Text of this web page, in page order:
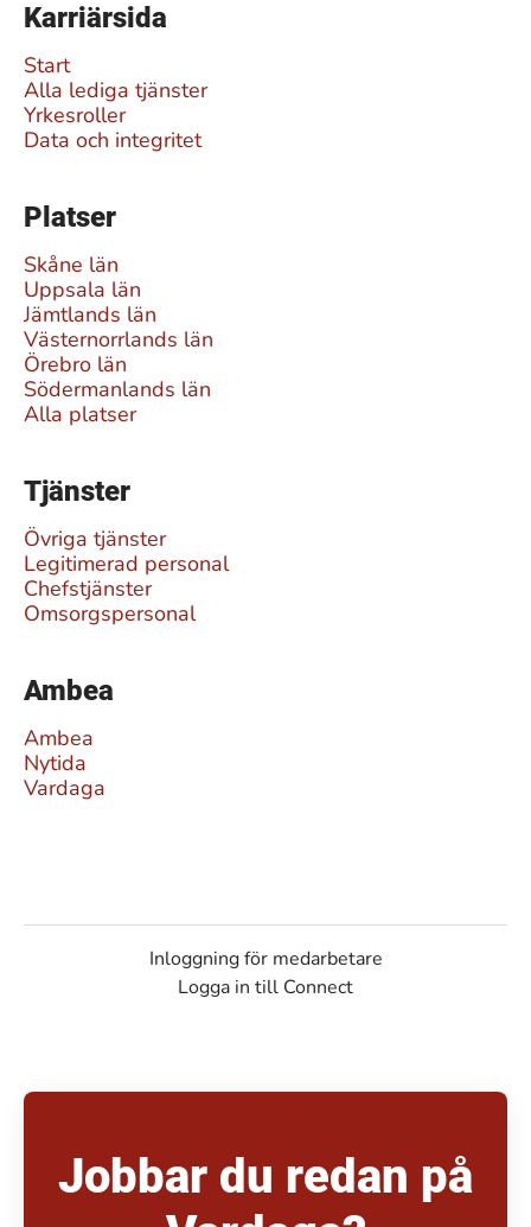
Karriärsida
Start
Alla lediga tjänster
Yrkesroller
Data och integritet
Platser
Skåne län
Uppsala län
Jämtlands län
Västernorrlands län
Örebro län
Södermanlands län
Alla platser
Tjänster
Övriga tjänster
Legitimerad personal
Chefstjänster
Omsorgspersonal
Ambea
Ambea
Nytida
Vardaga
Inloggning för medarbetare
Logga in till Connect
Jobbar du redan på